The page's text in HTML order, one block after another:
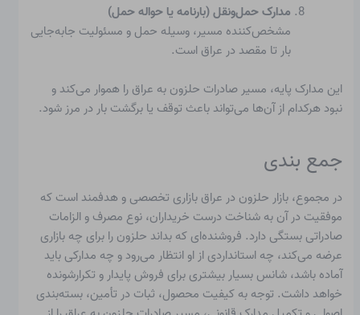
مدارک حمل‌ونقل (بارنامه یا حواله حمل)
مشخص‌کننده مسیر، وسیله حمل و مسئولیت جابه‌جایی
بار تا مقصد در عراق است.
این مدارک پایه، مسیر صادرات حلزون به عراق را هموار می‌کند و
نبود هرکدام از آن‌ها می‌تواند باعث توقف یا برگشت بار در مرز شود.
جمع بندی
در مجموع، بازار حلزون در عراق بازاری تخصصی و هدفمند است که
موفقیت در آن به شناخت درست خریداران، نوع مصرف و الزامات
صادراتی بستگی دارد. فروشنده‌ای که بداند حلزون را برای چه بازاری
عرضه می‌کند، چه استانداردی از او انتظار می‌رود و چه مدارکی باید
آماده باشد، شانس بسیار بیشتری برای فروش پایدار و تکرارشونده
خواهد داشت. توجه به کیفیت محصول، ثبات در تأمین، بسته‌بندی